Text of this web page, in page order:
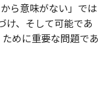
ら意味がない」では
け、そして可能であ
めに重要な問題であ